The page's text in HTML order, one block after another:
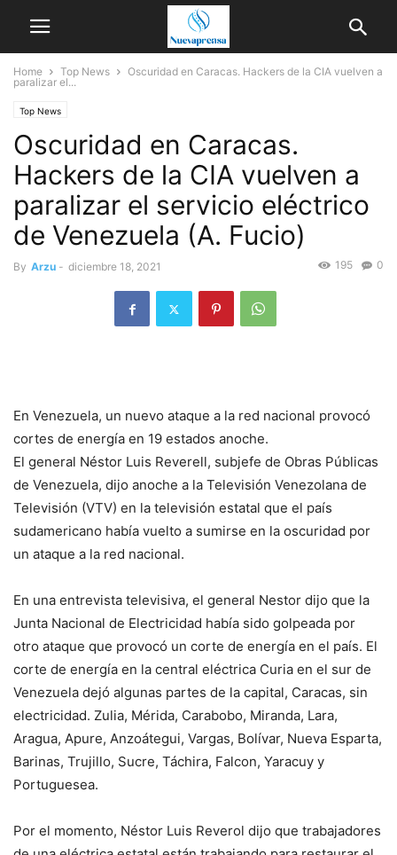
Home Top News
Oscuridad en Caracas. Hackers de la CIA vuelven a
paralizar el...
Top News
Oscuridad en Caracas.
Hackers de la CIA vuelven a
paralizar el servicio eléctrico
de Venezuela (A. Fucio)
By Arzu - diciembre 18, 2021 0
195
En Venezuela, un nuevo ataque a la red nacional provocó
cortes de energía en 19 estados anoche.
El general Néstor Luis Reverell, subjefe de Obras Públicas
de Venezuela, dijo anoche a la Televisión Venezolana de
Televisión (VTV) en la televisión estatal que el país
sudamericano había vuelto a sumirse en la oscuridad por
un ataque a la red nacional.
En una entrevista televisiva, el general Nestor dijo que la
Junta Nacional de Electricidad había sido golpeada por
otro ataque que provocó un corte de energía en el país. El
corte de energía en la central eléctrica Curia en el sur de
Venezuela dejó algunas partes de la capital, Caracas, sin
electricidad. Zulia, Mérida, Carabobo, Miranda, Lara,
Aragua, Apure, Anzoátegui, Vargas, Bolívar, Nueva Esparta,
Barinas, Trujillo, Sucre, Táchira, Falcon, Yaracuy y
Portuguesea.
Por el momento, Néstor Luis Reverol dijo que trabajadores